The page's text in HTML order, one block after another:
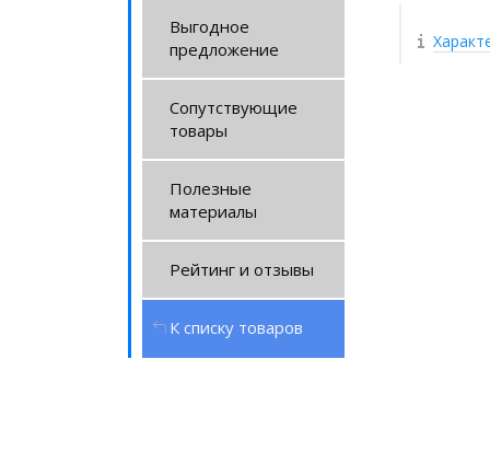
Выгодное
предложение
Сопутствующие
товары
Полезные
материалы
Рейтинг и отзывы
К списку товаров